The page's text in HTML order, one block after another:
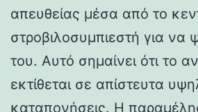
απευθείας μέσα από το
στροβιλοσυμπιεστή για να
του. Αυτό σημαίνει ότι το
εκτίθεται σε απίστευτα
καταπονήσεις. Η